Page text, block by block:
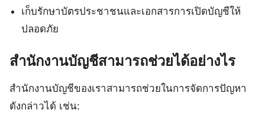
เก็บรักษาบัตรประชาชนและเอกสารการเปิดบัญชีให้
ปลอดภัย
สำนักงานบัญชีสามารถช่วยได้อย่างไร
สำนักงานบัญชีของเราสามารถช่วยในการจัดการปัญหา
ดังกล่าวได้ เช่น: